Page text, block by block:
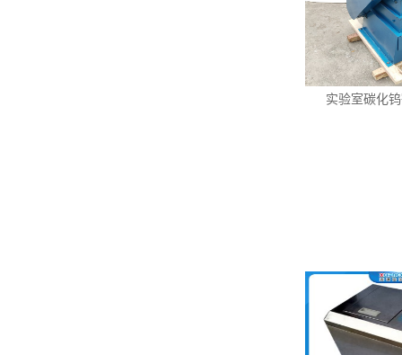
实验室碳化